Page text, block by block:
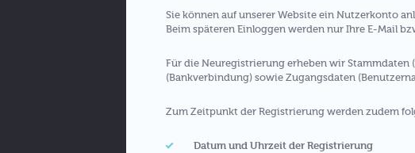
Sie können auf unserer Website ein Nutzerkonto
Beim späteren Einloggen werden nur Ihre E-Mail
Für die Neuregistrierung erheben wir Stammdaten
(Bankverbindung) sowie Zugangsdaten
Zum Zeitpunkt der Registrierung werden zudem
Datum und Uhrzeit der Registrierung